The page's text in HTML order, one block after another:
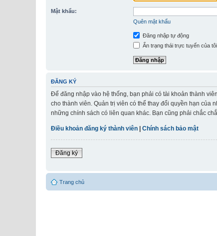
Mật khẩu:
Quên mật khẩu
Đăng nhập tự động
Ẩn trạng thái trực tuyến của tôi
ĐĂNG KÝ
Để đăng nhập vào hệ thống, bạn phải có tài khoản thành
cho thành viên. Quản trị viên có thể thay đổi quyền hạn của
những chính sách có liên quan khác. Bạn cũng phải chắc
Điều khoản đăng ký thành viên Chính sách bảo mật
Đăng ký
Trang chủ